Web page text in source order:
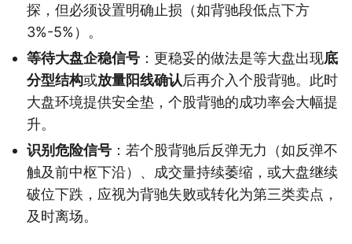
探，但必须设置明确止损（如背驰段低点下方
3%-5%）。
等待大盘企稳信号 ：更稳妥的做法是等大盘出现底
分型结构或放量阳线确认后再介入个股背驰。此时
大盘环境提供安全垫，个股背驰的成功率会大幅提
升。
识别危险信号 ：若个股背驰后反弹无力（如反弹不
触及前中枢下沿）、成交量持续萎缩，或大盘继续
破位下跌，应视为背驰失败或转化为第三类卖点，
及时离场。